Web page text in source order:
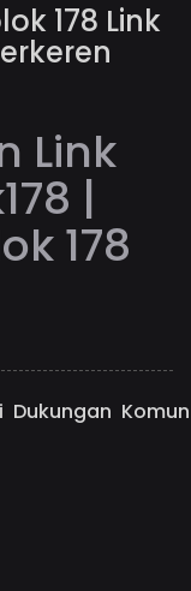
178 Link
Link
|
178
Dukungan